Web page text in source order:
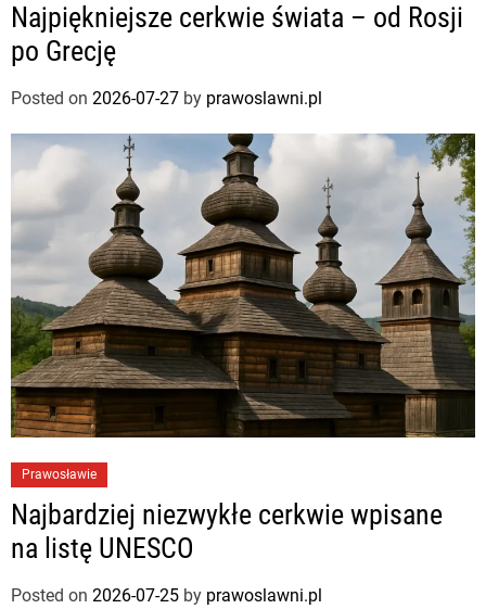
Najpiękniejsze cerkwie świata – od Rosji
po Grecję
Posted on 2026-07-27 by prawoslawni.pl
Prawosławie
Najbardziej niezwykłe cerkwie wpisane
na listę UNESCO
Posted on 2026-07-25 by prawoslawni.pl